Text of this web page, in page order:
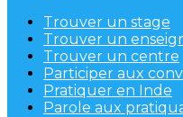
Trouver un stage
Trouver un
Trouver un centre
Participer aux
Pratiquer en Inde
Parole aux